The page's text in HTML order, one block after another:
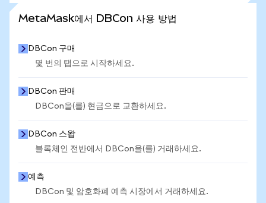
MetaMask에서 DBCon 사용 방법
DBCon 구매
몇 번의 탭으로 시작하세요.
DBCon 판매
DBCon을(를) 현금으로 교환하세요.
DBCon 스왑
블록체인 전반에서 DBCon을(를) 거래하세요.
예측
DBCon 및 암호화폐 예측 시장에서 거래하세요.